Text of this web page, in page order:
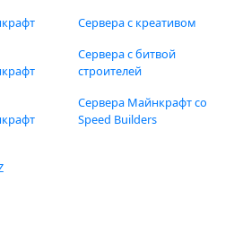
Сервера с креативом
Сервера с битвой
строителей
Сервера Майнкрафт со
Speed Builders